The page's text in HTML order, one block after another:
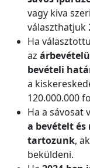
vagy kiva
választhatjuk
Ha
az
bevételi
a
120.000.000
Ha a sávosat
a bevételt és
tartozunk,
beküldeni.